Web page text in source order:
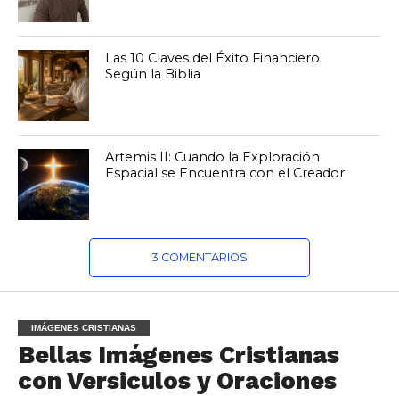
Las 10 Claves del Éxito Financiero
Según la Biblia
Artemis II: Cuando la Exploración
Espacial se Encuentra con el Creador
3 COMENTARIOS
IMÁGENES CRISTIANAS
Bellas Imágenes Cristianas
con Versiculos y Oraciones